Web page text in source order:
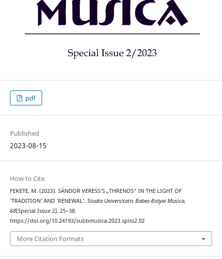
pdf
Published
2023-08-15
How to Cite
FEKETE, M. (2023). SÁNDOR VERESS’S „THRENOS” IN THE LIGHT OF
‘TRADITION’ AND ‘RENEWAL’. Studia Universitatis Babes-Bolyai Musica,
68(Special Issue 2), 25–38.
https://doi.org/10.24193/subbmusica.2023.spiss2.02
More Citation Formats